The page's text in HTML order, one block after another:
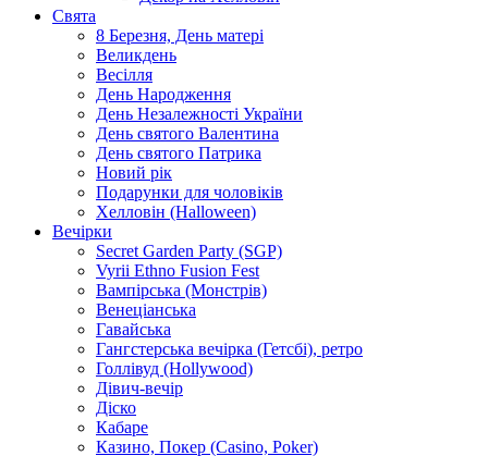
Свята
8 Березня, День матері
Великдень
Весілля
День Народження
День Незалежності України
День святого Валентина
День святого Патрика
Новий рік
Подарунки для чоловіків
Хелловін (Halloween)
Вечірки
Secret Garden Party (SGP)
Vyrii Ethno Fusion Fest
Вампірська (Монстрів)
Венеціанська
Гавайська
Гангстерська вечірка (Гетсбі), ретро
Голлівуд (Hollywood)
Дівич-вечір
Діско
Кабаре
Казино, Покер (Casino, Poker)